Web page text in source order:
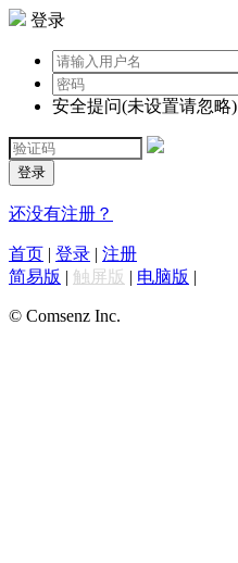
登录
安全提问(未设置请忽略)
登录
还没有注册？
首页 | 登录 | 注册
简易版 | 触屏版 | 电脑版 |
© Comsenz Inc.